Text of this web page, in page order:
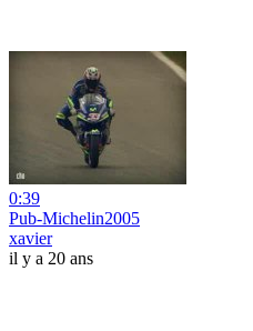
0:39
Pub-Michelin2005
xavier
il y a 20 ans